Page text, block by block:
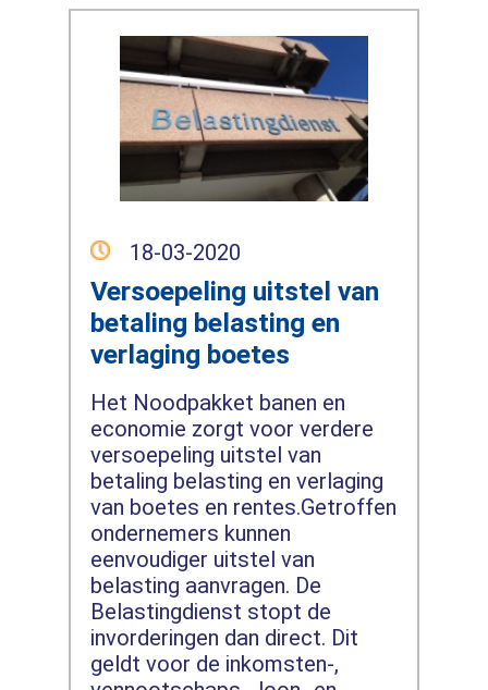
18-03-2020
Versoepeling uitstel van
betaling belasting en
verlaging boetes
Het Noodpakket banen en
economie zorgt voor verdere
versoepeling uitstel van
betaling belasting en verlaging
van boetes en rentes.Getroffen
ondernemers kunnen
eenvoudiger uitstel van
belasting aanvragen. De
Belastingdienst stopt de
invorderingen dan direct. Dit
geldt voor de inkomsten-,